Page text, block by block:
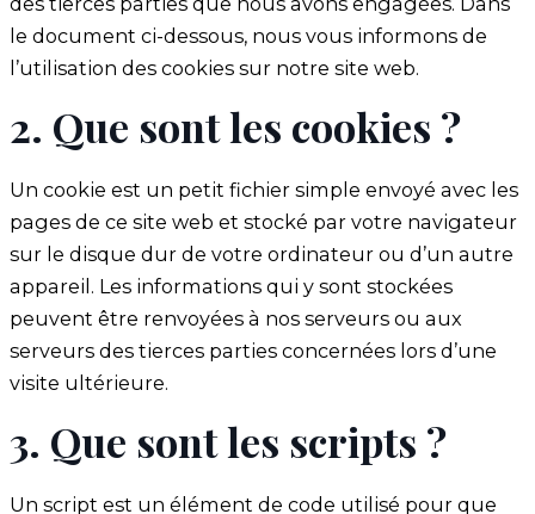
le document ci-dessous, nous vous informons de
l’utilisation des cookies sur notre site web.
2. Que sont les cookies ?
Un cookie est un petit fichier simple envoyé avec les
pages de ce site web et stocké par votre navigateur
sur le disque dur de votre ordinateur ou d’un autre
appareil. Les informations qui y sont stockées
peuvent être renvoyées à nos serveurs ou aux
serveurs des tierces parties concernées lors d’une
visite ultérieure.
3. Que sont les scripts ?
Un script est un élément de code utilisé pour que